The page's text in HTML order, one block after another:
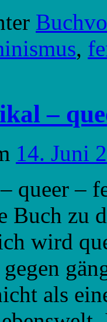
,
–
14. Juni
queer –
Buch zu
wird
als